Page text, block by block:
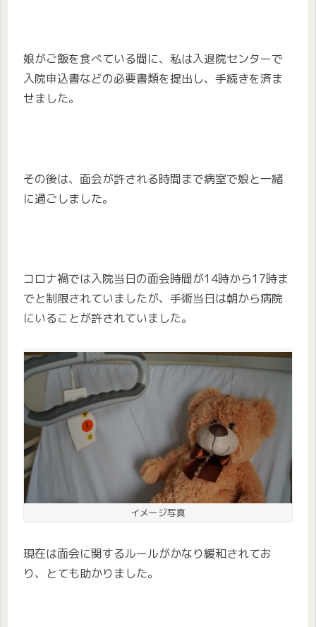
娘がご飯を食べている間に、私は入退院センターで
入院申込書などの必要書類を提出し、手続きを済ま
せました。
その後は、面会が許される時間まで病室で娘と一緒
に過ごしました。
コロナ禍では入院当日の面会時間が14時から17時ま
でと制限されていましたが、手術当日は朝から病院
にいることが許されていました。
イメージ写真
現在は面会に関するルールがかなり緩和されてお
り、とても助かりました。